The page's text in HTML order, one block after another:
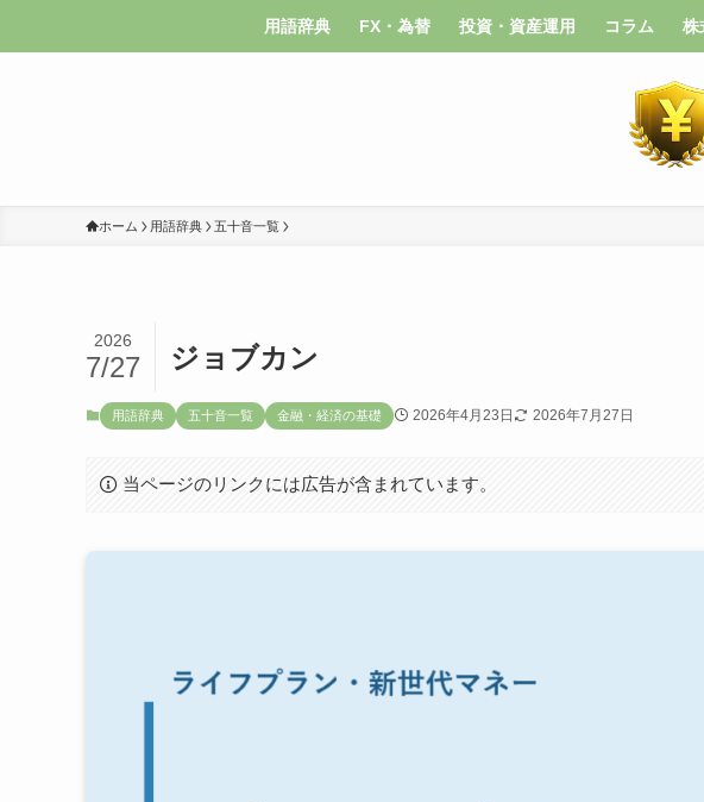
用語辞典 FX・為替 投資・資産運用 コラム 株
ホーム 用語辞典 五十音一覧
ジョブカン
2026
7/27
用語辞典 五十音一覧 金融・経済の基礎 2026年4月23日 2026年7月27日
当ページのリンクには広告が含まれています。